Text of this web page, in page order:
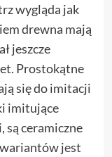
wygląda jak
drewna mają
jeszcze
Prostokątne
się do imitacji
imitujące
są ceramiczne
jest